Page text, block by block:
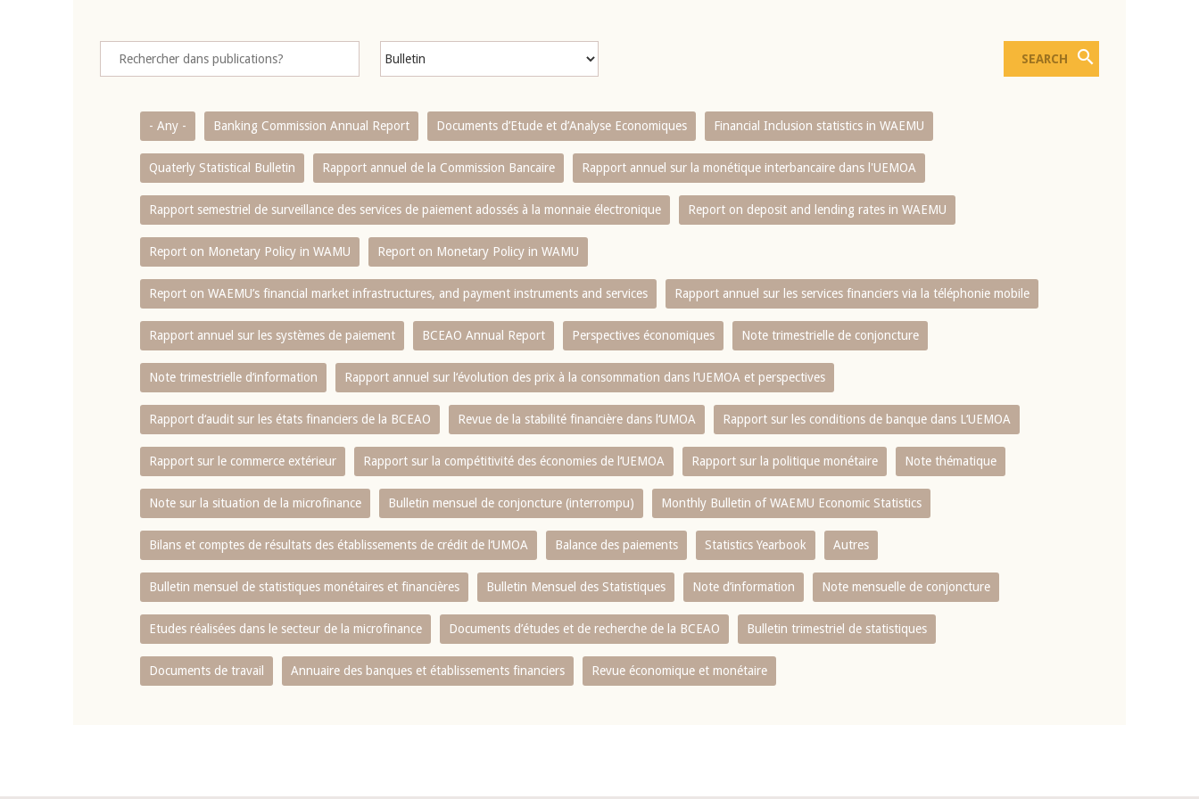
- Any - Banking Commission Annual Report Documents d’Etude et d’Analyse Economiques Financial Inclusion statistics in WAEMU
Quaterly Statistical Bulletin Rapport annuel de la Commission Bancaire Rapport annuel sur la monétique interbancaire dans l'UEMOA
Rapport semestriel de surveillance des services de paiement adossés à la monnaie électronique Report on deposit and lending rates in WAEMU
Report on Monetary Policy in WAMU Report on Monetary Policy in WAMU
Report on WAEMU’s financial market infrastructures, and payment instruments and services Rapport annuel sur les services financiers via la téléphonie mobile
Rapport annuel sur les systèmes de paiement BCEAO Annual Report Perspectives économiques Note trimestrielle de conjoncture
Note trimestrielle d‘information Rapport annuel sur l‘évolution des prix à la consommation dans l‘UEMOA et perspectives
Rapport d‘audit sur les états financiers de la BCEAO Revue de la stabilité financière dans l‘UMOA Rapport sur les conditions de banque dans L‘UEMOA
Rapport sur le commerce extérieur Rapport sur la compétitivité des économies de l‘UEMOA Rapport sur la politique monétaire Note thématique
Note sur la situation de la microfinance Bulletin mensuel de conjoncture (interrompu) Monthly Bulletin of WAEMU Economic Statistics
Bilans et comptes de résultats des établissements de crédit de l‘UMOA Balance des paiements Statistics Yearbook Autres
Bulletin mensuel de statistiques monétaires et financières Bulletin Mensuel des Statistiques Note d’information Note mensuelle de conjoncture
Etudes réalisées dans le secteur de la microfinance Documents d’études et de recherche de la BCEAO Bulletin trimestriel de statistiques
Documents de travail Annuaire des banques et établissements financiers Revue économique et monétaire